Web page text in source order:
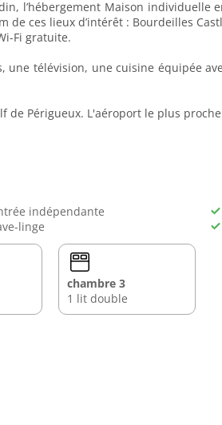
l’hébergement Maison individuelle
de ces lieux d’intérêt : Bourdeilles
Fi gratuite.
une télévision, une cuisine équipée
de Périgueux. L'aéroport le plus
indépendante
linge
chambre 3
1 lit double